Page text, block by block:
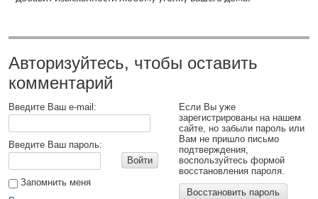
Авторизуйтесь, чтобы оставить
комментарий
Введите Ваш e-mail:
Введите Ваш пароль:
Войти
Запомнить меня
Если Вы уже
зарегистрированы на нашем
сайте, но забыли пароль или
Вам не пришло письмо
подтверждения,
воспользуйтесь формой
восстановления пароля.
Восстановить пароль